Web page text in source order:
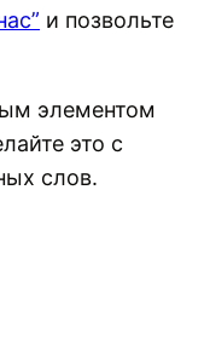
и позвольте
элементом
это с
слов.